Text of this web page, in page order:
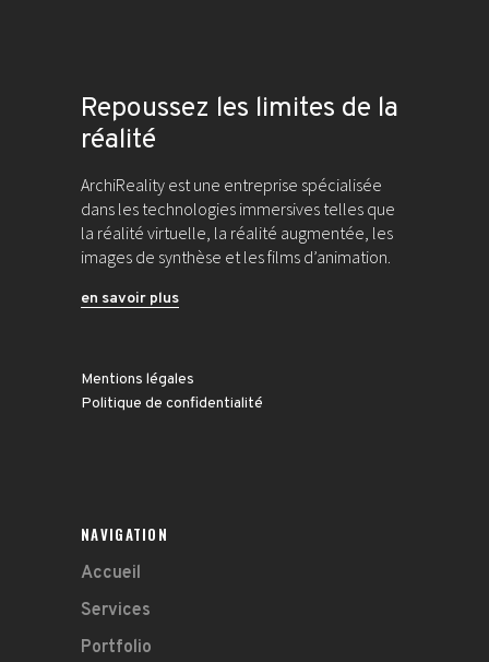
Repoussez les limites de la
réalité
ArchiReality est une entreprise spécialisée
dans les technologies immersives telles que
la réalité virtuelle, la réalité augmentée, les
images de synthèse et les films d’animation.
en savoir plus
Mentions légales
Politique de confidentialité
NAVIGATION
Accueil
Services
Portfolio